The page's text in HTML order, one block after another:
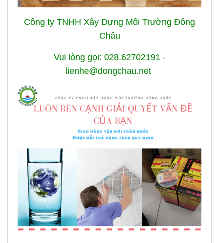
Công ty TNHH Xây Dựng Môi Trường Đông
Châu
Vui lòng gọi: 028.62702191 -
lienhe@dongchau.net